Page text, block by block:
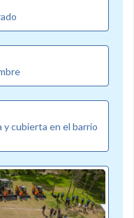
y cubierta en el barrio